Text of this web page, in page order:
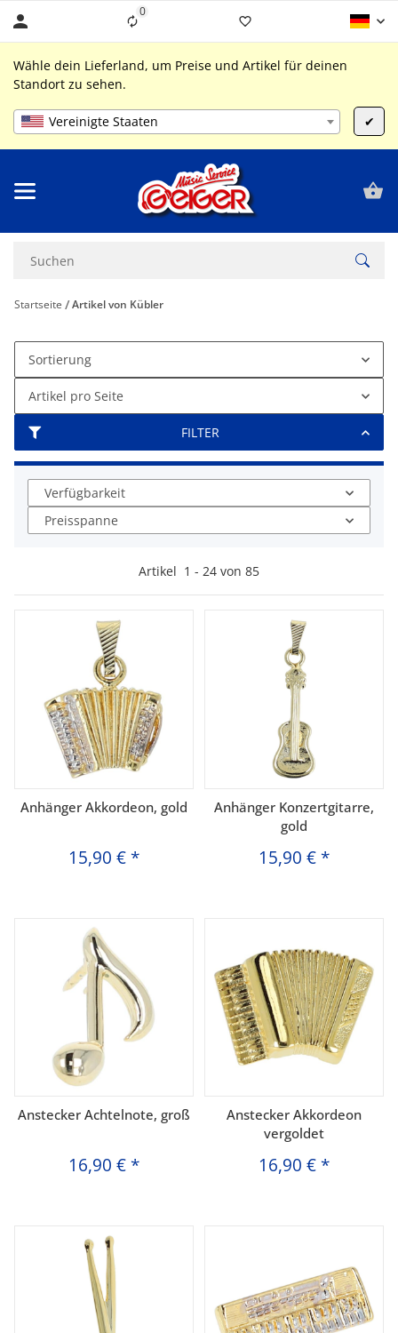
0Liste ist leer
Wähle dein Lieferland, um Preise und Artikel für deinen
Standort zu sehen.
Vereinigte Staaten ✔
Startseite Artikel von Kübler
FILTER
Sortierung
Artikel pro Seite
Verfügbarkeit
Preisspanne
Artikel 1 - 24 von 85
Anhänger Akkordeon, gold
15,90 € *
Anhänger Konzertgitarre,
gold
15,90 € *
Anstecker Achtelnote, groß
16,90 € *
Anstecker Akkordeon
vergoldet
16,90 € *